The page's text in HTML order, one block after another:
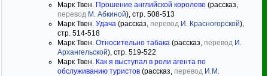
Марк Твен. Прошение английской королеве (рассказ,
перевод М. Абкиной), стр. 508-513
Марк Твен. Удача (рассказ, перевод И. Красногорской),
стр. 514-518
Марк Твен. Относительно табака (рассказ, перевод И.
Архангельской), стр. 519-522
Марк Твен. Как я выступал в роли агента по
обслуживанию туристов (рассказ, перевод И.М.